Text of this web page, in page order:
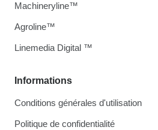
Informations
Conditions générales d'utilisation
Politique de confidentialité
Machineryline™
Agroline™
Linemedia Digital ™